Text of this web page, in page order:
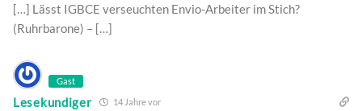
[…] Lässt IGBCE verseuchten Envio-Arbeiter im Stich?
(Ruhrbarone) – […]
Gast
Lesekundiger 14 Jahre vor